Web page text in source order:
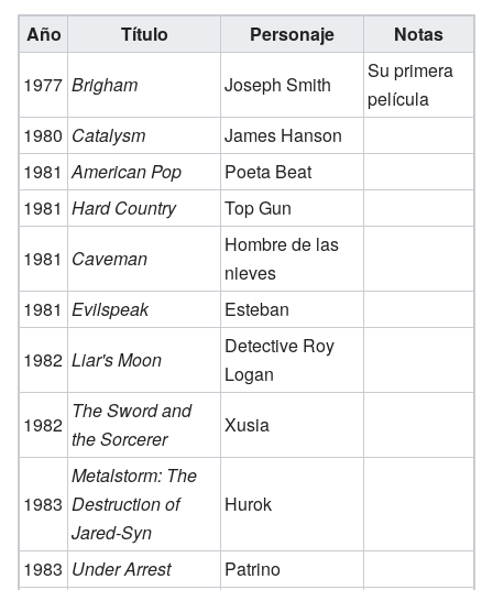
Año Título Personaje
Notas
1977 Brigham Joseph Smith
Su primera
película
1980 Catalysm
James Hanson
1981 American Pop
Poeta Beat
1981 Hard Country
Top Gun
1981 Caveman
Hombre de las
nieves
1981 Evilspeak
Esteban
1982 Liar's Moon
Detective Roy
Logan
1982
The Sword and
the Sorcerer
Xusia
1983
Metalstorm: The
Destruction of
Jared-Syn
Hurok
1983 Under Arrest
Patrino